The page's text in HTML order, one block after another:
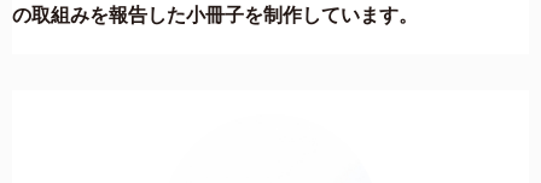
の取組みを報告した小冊子を制作しています。